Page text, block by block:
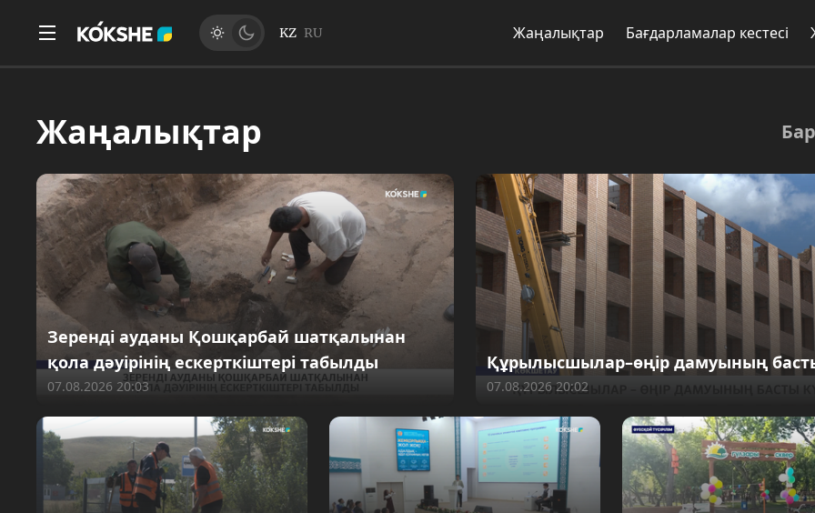
KZ RU Жаңалықтар Бағдарламалар кестесі
Жаңалықтар
Зеренді ауданы Қошқарбай шатқалынан
қола дәуірінің ескерткіштері табылды
07.08.2026 20:03
Құрылысшылар–өңір дамуының
07.08.2026 20:02